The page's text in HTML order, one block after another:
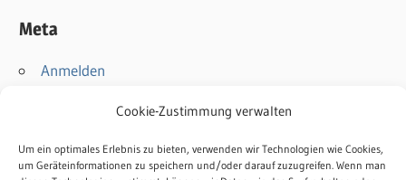
Cookie-Zustimmung verwalten
Um ein optimales Erlebnis zu bieten, verwenden wir Technologien wie Cookies,
um Geräteinformationen zu speichern und/oder darauf zuzugreifen. Wenn man
Meta
Anmelden
WordPress.org